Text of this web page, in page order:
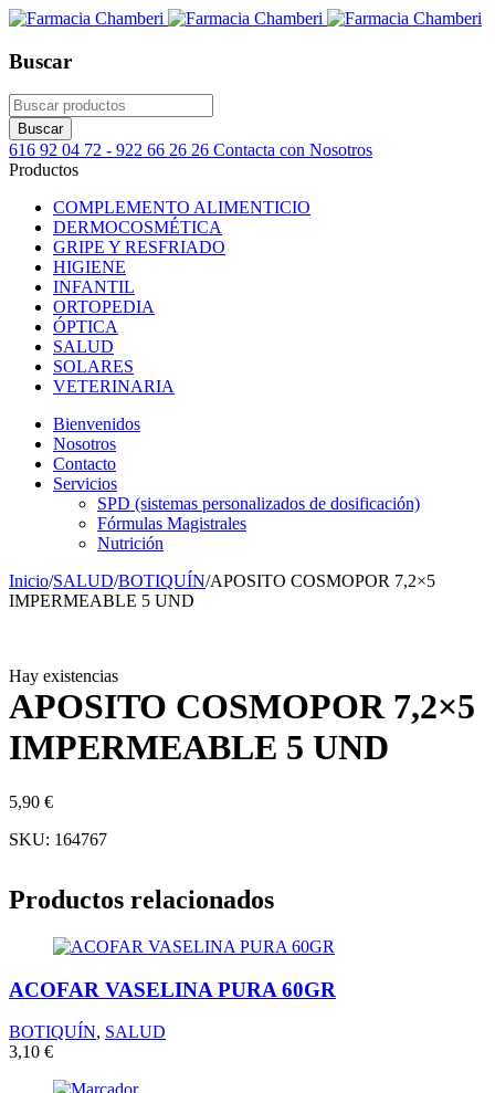
Buscar
616 92 04 72 - 922 66 26 26 Contacta con Nosotros
Productos
COMPLEMENTO ALIMENTICIO
DERMOCOSMÉTICA
GRIPE Y RESFRIADO
HIGIENE
INFANTIL
ORTOPEDIA
ÓPTICA
SALUD
SOLARES
VETERINARIA
Bienvenidos
Nosotros
Contacto
Servicios
SPD (sistemas personalizados de dosificación)
Fórmulas Magistrales
Nutrición
Inicio/SALUD/BOTIQUÍN/APOSITO COSMOPOR 7,2×5
IMPERMEABLE 5 UND
Hay existencias
APOSITO COSMOPOR 7,2×5
IMPERMEABLE 5 UND
5,90 €
SKU: 164767
Productos relacionados
ACOFAR VASELINA PURA 60GR
BOTIQUÍN, SALUD
3,10 €